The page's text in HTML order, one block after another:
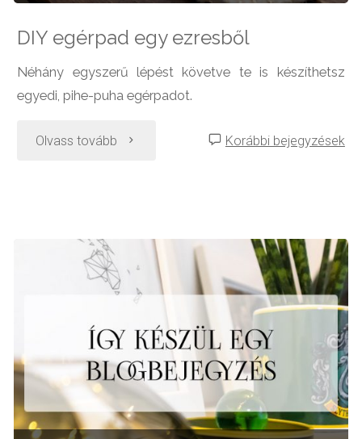
DIY egérpad egy ezresből
Néhány egyszerű lépést követve te is készíthetsz
egyedi, pihe-puha egérpadot.
Olvass tovább "DIY
ezresből"
Korábbi bejegyzések